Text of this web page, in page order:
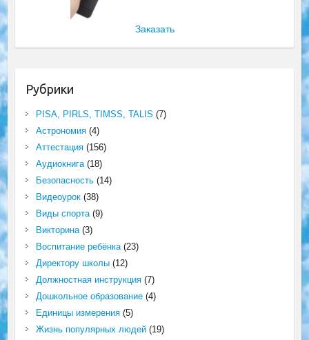
Заказать
Рубрики
PISA, PIRLS, TIMSS, TALIS (7)
Астрономия(4)
Аттестация(156)
Аудиокнига(18)
Безопасность(14)
Видеоурок(38)
Виды спорта(9)
Викторина(3)
Воспитание ребёнка(23)
Директору школы(12)
Должностная инструкция(7)
Дошкольное образование(4)
Единицы измерения(5)
Жизнь популярных людей(19)